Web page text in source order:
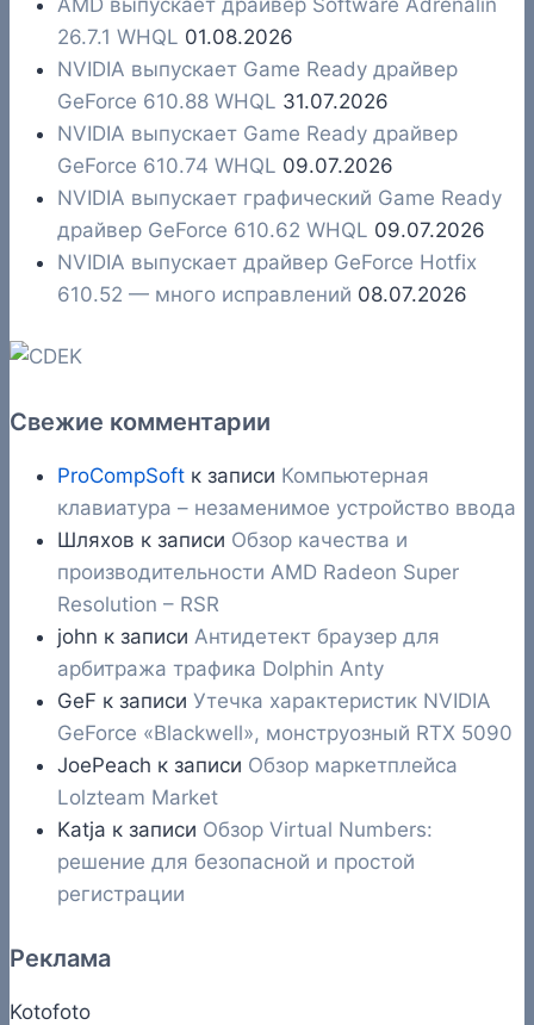
26.7.1 WHQL 01.08.2026
NVIDIA выпускает Game Ready драйвер
GeForce 610.88 WHQL 31.07.2026
NVIDIA выпускает Game Ready драйвер
GeForce 610.74 WHQL 09.07.2026
NVIDIA выпускает графический Game Ready
драйвер GeForce 610.62 WHQL 09.07.2026
NVIDIA выпускает драйвер GeForce Hotfix
610.52 — много исправлений 08.07.2026
Свежие комментарии
ProCompSoft к записи Компьютерная
клавиатура – незаменимое устройство ввода
Шляхов к записи Обзор качества и
производительности AMD Radeon Super
Resolution – RSR
john к записи Антидетект браузер для
арбитража трафика Dolphin Anty
GeF к записи Утечка характеристик NVIDIA
GeForce «Blackwell», монструозный RTX 5090
JoePeach к записи Обзор маркетплейса
Lolzteam Market
Katja к записи Обзор Virtual Numbers:
решение для безопасной и простой
регистрации
Реклама
Kotofoto